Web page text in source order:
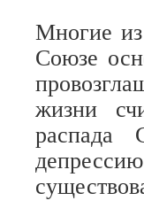
Многие
Союзе
жизни
распада